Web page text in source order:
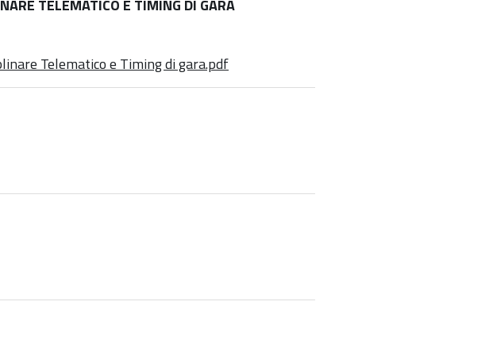
TELEMATICO E TIMING DI GARA
Telematico e Timing di gara.pdf